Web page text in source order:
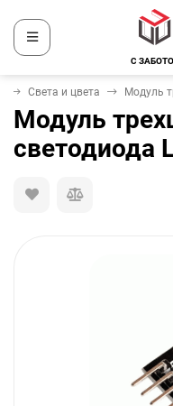
С
Света и цвета Модуль
Модуль
светодиода